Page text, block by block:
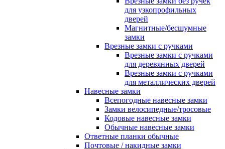
для узкопрофильных
дверей
Магнитные/бесшумные
замки
Врезные замки с ручками
Врезные замки с ручками
для деревянных дверей
Врезные замки с ручками
для металлических дверей
Навесные замки
Всепогодные навесные замки
Замки велосипедные/тросовые
Кодовые навесные замки
Обычные навесные замки
Ответные планки обычные
Почтовые / накидные замки